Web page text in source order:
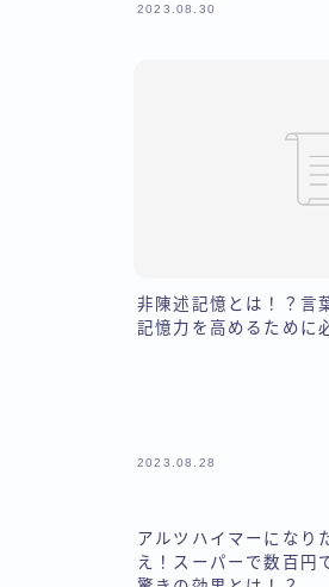
2023.08.30
非陳述記憶とは！？言
記憶力を高めるために
2023.08.28
アルツハイマーになり
え！スーパーで数百円